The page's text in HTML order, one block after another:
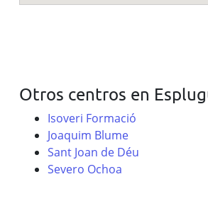
Otros centros en
Isoveri Formació
Joaquim Blume
Sant Joan de Déu
Severo Ochoa